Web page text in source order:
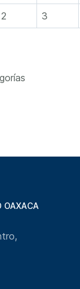
2
3
OAXACA